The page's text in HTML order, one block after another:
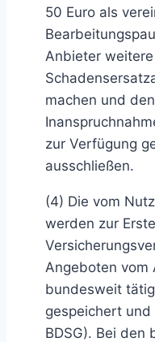
50 Euro als
Anbieter weitere
machen und
zur Verfügung
ausschließen.
(4) Die vom
werden zur
Angeboten vom
bundesweit
gespeichert
BDSG). Bei den